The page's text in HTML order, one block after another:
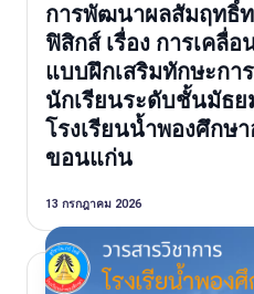
การพัฒนาผลสัมฤทธิ์ท
ฟิสิกส์ เรื่อง การเคลื่
แบบฝึกเสริมทักษะก
นักเรียนระดับชั้นมัธ
โรงเรียนน้ำพองศึกษ
ขอนแก่น
13 กรกฎาคม 2026